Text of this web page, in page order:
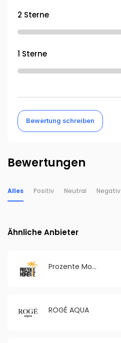
2 Sterne
1 Sterne
Bewertung schreiben
Bewertungen
Alles Positiv Neutral Negativ
Ähnliche Anbieter
Prozente Momente
ROGÉ AQUA